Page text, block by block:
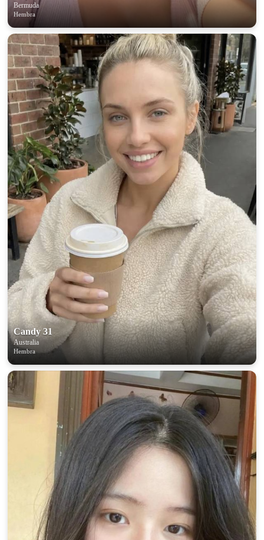
Bermuda
Hembra
Candy 31
Australia
Hembra